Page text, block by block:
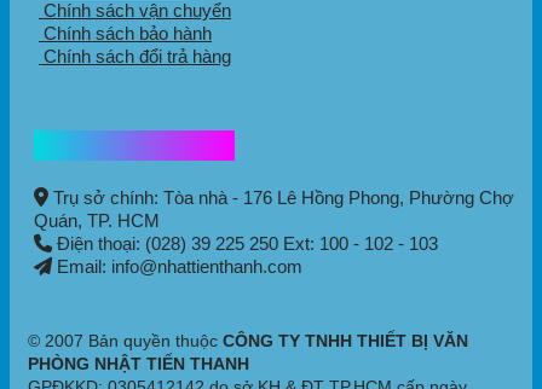
Chính sách vận chuyển
Chính sách bảo hành
Chính sách đổi trả hàng
Trụ sở chính: Tòa nhà - 176 Lê Hồng Phong, Phường Chợ
Quán, TP. HCM
Điện thoại: (028) 39 225 250 Ext: 100 - 102 - 103
Email: info@nhattienthanh.com
© 2007 Bản quyền thuộc CÔNG TY TNHH THIẾT BỊ VĂN
PHÒNG NHẬT TIẾN THANH